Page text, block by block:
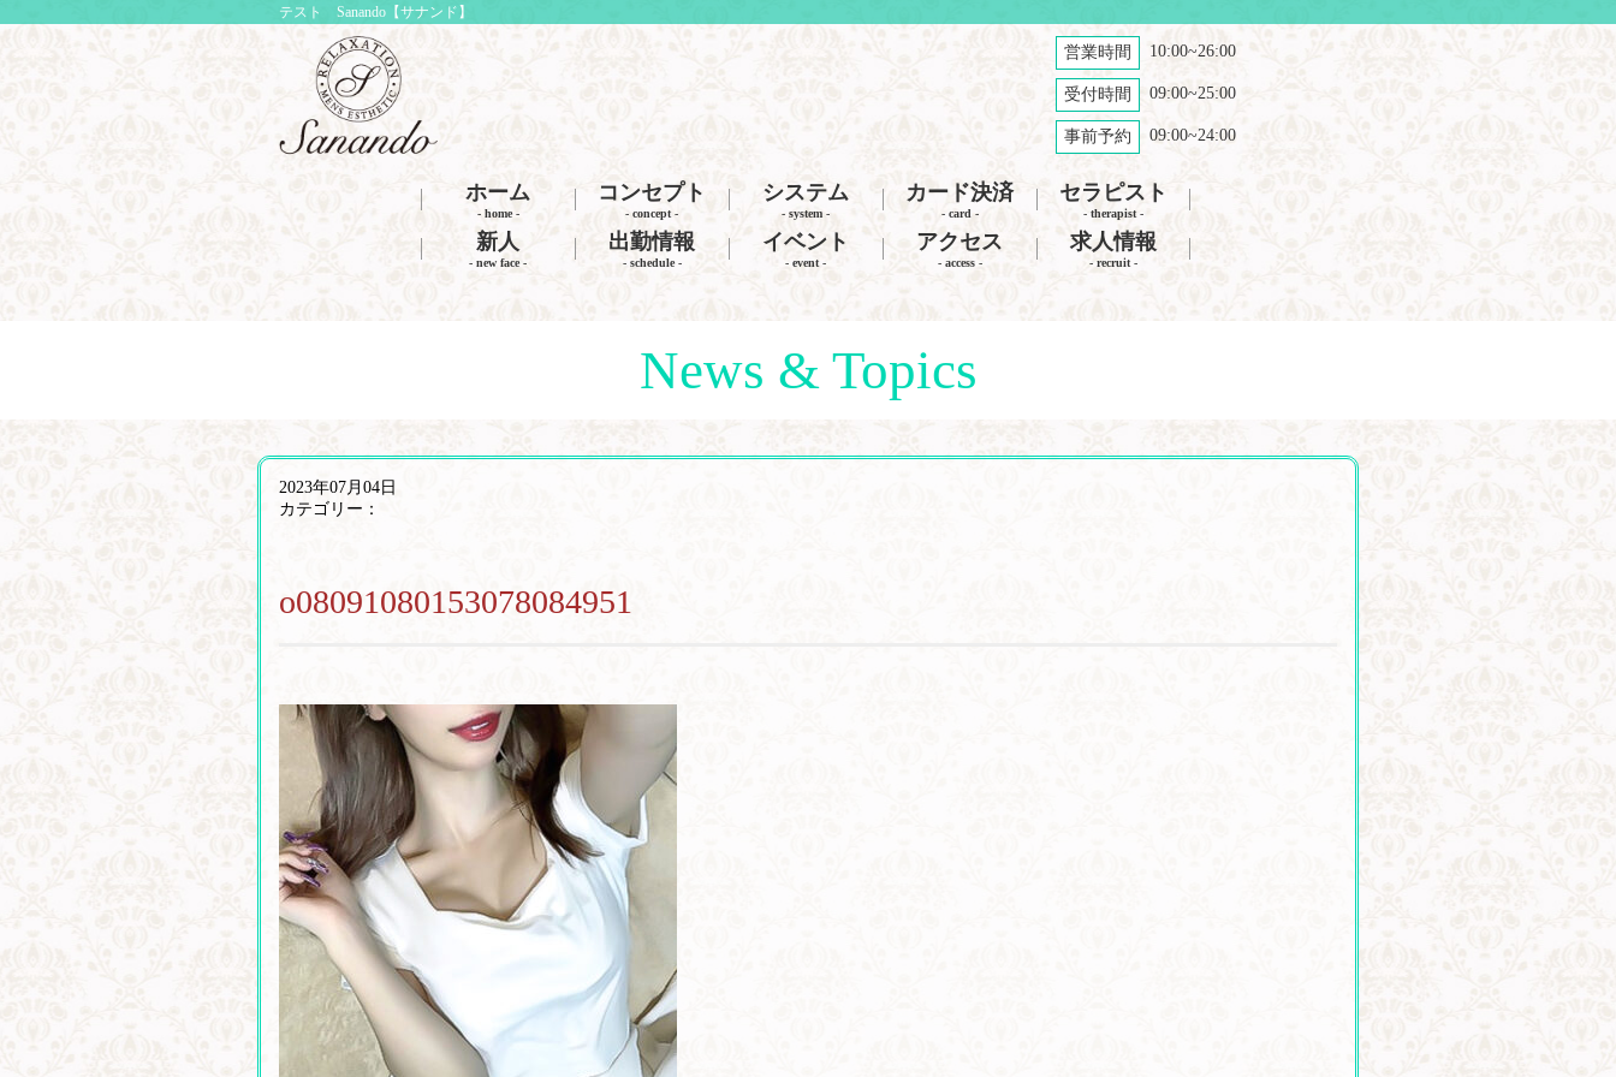
テスト Sanando【サナンド】
営業時間 10:00~26:00
受付時間 09:00~25:00
事前予約 09:00~24:00
ホーム
- home -
コンセプト
- concept -
システム
- system -
カード決済
- card -
セラピスト
- therapist -
新人
- new face -
出勤情報
- schedule -
イベント
- event -
アクセス
- access -
求人情報
- recruit -
News & Topics
2023年07月04日
カテゴリー：
o08091080153078084951